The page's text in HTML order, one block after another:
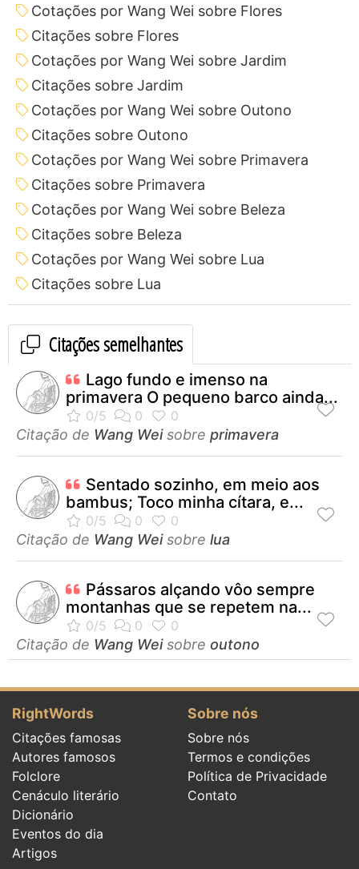
Cotações por Wang Wei sobre Flores
Citações sobre Flores
Cotações por Wang Wei sobre Jardim
Citações sobre Jardim
Cotações por Wang Wei sobre Outono
Citações sobre Outono
Cotações por Wang Wei sobre Primavera
Citações sobre Primavera
Cotações por Wang Wei sobre Beleza
Citações sobre Beleza
Cotações por Wang Wei sobre Lua
Citações sobre Lua
Citações semelhantes
Lago fundo e imenso na
primavera O pequeno barco ainda...
Citação de Wang Weisobre primavera
Sentado sozinho, em meio aos
bambus; Toco minha cítara, e...
Citação de Wang Weisobre lua
Pássaros alçando vôo sempre
montanhas que se repetem na...
Citação de Wang Weisobre outono
RightWords
Citações famosas
Autores famosos
Folclore
Cenáculo literário
Dicionário
Eventos do dia
Artigos
Sobre nós
Sobre nós
Termos e condições
Política de Privacidade
Contato